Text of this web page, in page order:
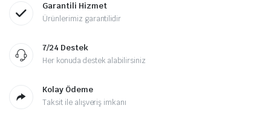
Garantili Hizmet
Ürünlerimiz garantilidir
7/24 Destek
Her konuda destek alabilirsiniz
Kolay Ödeme
Taksit ile alışveriş imkanı